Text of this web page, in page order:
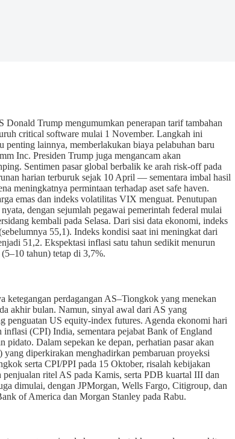
Donald Trump mengumumkan penerapan tarif tambahan
critical software mulai 1 November. Langkah ini
penting lainnya, memberlakukan biaya pelabuhan baru
Inc. Presiden Trump juga mengancam akan
Sentimen pasar global berbalik ke arah risk-off pada
harian terburuk sejak 10 April — sementara imbal hasil
meningkatnya permintaan terhadap aset safe haven.
emas dan indeks volatilitas VIX menguat. Penutupan
dengan sejumlah pegawai pemerintah federal mulai
kembali pada Selasa. Dari sisi data ekonomi, indeks
55,1). Indeks kondisi saat ini meningkat dari
51,2. Ekspektasi inflasi satu tahun sedikit menurun
tahun) tetap di 3,7%.
perdagangan AS–Tiongkok yang menekan
akhir bulan. Namun, sinyal awal dari AS yang
penguatan US equity-index futures. Agenda ekonomi hari
(CPI) India, sementara pejabat Bank of England
Dalam sepekan ke depan, perhatian pasar akan
diperkirakan menghadirkan pembaruan proyeksi
serta CPI/PPI pada 15 Oktober, risalah kebijakan
ritel AS pada Kamis, serta PDB kuartal III dan
dimulai, dengan JPMorgan, Wells Fargo, Citigroup, dan
of America dan Morgan Stanley pada Rabu.